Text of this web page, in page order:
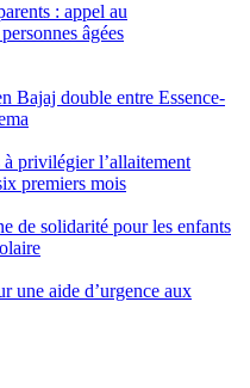
: appel au
âgées
Bajaj double entre Essence-
privilégier l’allaitement
premiers mois
de solidarité pour les enfants
une aide d’urgence aux